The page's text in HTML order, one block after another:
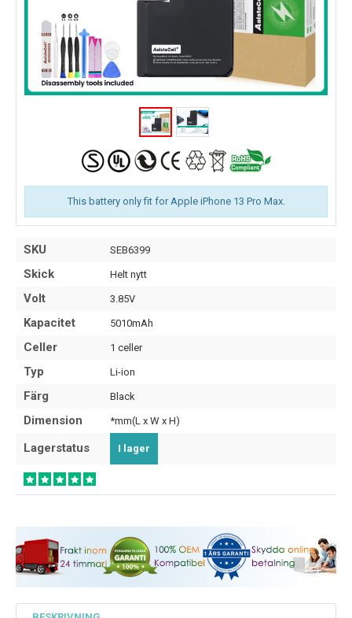
This battery only fit for Apple iPhone 13 Pro Max.
SKU SEB6399
Skick Helt nytt
Volt 3.85V
Kapacitet 5010mAh
Celler 1 celler
Typ Li-ion
Färg Black
Dimension *mm(L x W x H)
Lagerstatus I lager